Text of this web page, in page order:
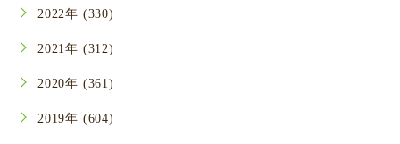
2022年 (330)
2021年 (312)
2020年 (361)
2019年 (604)